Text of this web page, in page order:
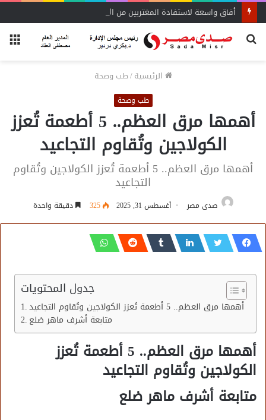
بحث
الرئيسية/طب وصحة
طب وصحة
أهمها مرق العظم.. 5 أطعمة تُعزز
الكولاجين وتُقاوم التجاعيد
أهمها مرق العظم.. 5 أطعمة تُعزز الكولاجين وتُقاوم
التجاعيد
صدى مصر أغسطس 31, 2025 325 دقيقة واحدة
جدول المحتويات
أهمها مرق العظم.. 5 أطعمة تُعزز الكولاجين وتُقاوم التجاعيد
متابعة أشرف ماهر ضلع
أهمها مرق العظم.. 5 أطعمة تُعزز
الكولاجين وتُقاوم التجاعيد
متابعة أشرف ماهر ضلع